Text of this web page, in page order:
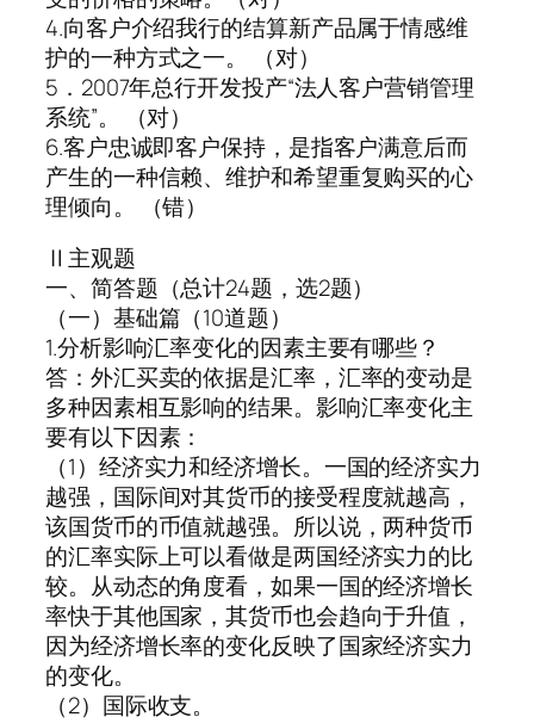
4.向客户介绍我行的结算新产品属于情感维
护的一种方式之一。 （对）
5．2007年总行开发投产“法人客户营销管理
系统”。 （对）
6.客户忠诚即客户保持，是指客户满意后而
产生的一种信赖、维护和希望重复购买的心
理倾向。 （错）
Ⅱ主观题
一、简答题（总计24题，选2题）
（一）基础篇（10道题）
1.分析影响汇率变化的因素主要有哪些？
答：外汇买卖的依据是汇率，汇率的变动是
多种因素相互影响的结果。影响汇率变化主
要有以下因素：
（1）经济实力和经济增长。一国的经济实力
越强，国际间对其货币的接受程度就越高，
该国货币的币值就越强。所以说，两种货币
的汇率实际上可以看做是两国经济实力的比
较。从动态的角度看，如果一国的经济增长
率快于其他国家，其货币也会趋向于升值，
因为经济增长率的变化反映了国家经济实力
的变化。
（2）国际收支。